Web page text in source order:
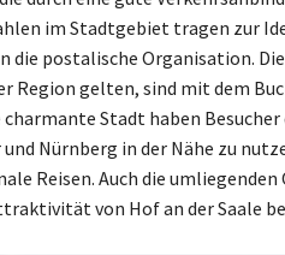
im Stadtgebiet tragen zur
postalische Organisation. Die
Region gelten, sind mit dem
Stadt haben Besucher
Nürnberg in der Nähe zu
Reisen. Auch die
von Hof an der Saale